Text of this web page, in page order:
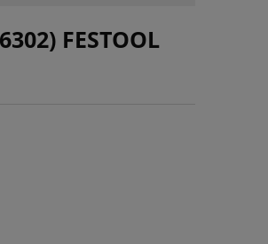
FESTOOL